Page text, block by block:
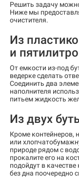
Решить задачу
Ниже мы
очистителя.
Из
и
От емкости из-под
ведерке сделать
Соединить два
наполнителя
питьем жидкость
Из двух
Кроме контейнеров,
или
природе рядом с
прокалите его на
подойдут в
без дна поочередно